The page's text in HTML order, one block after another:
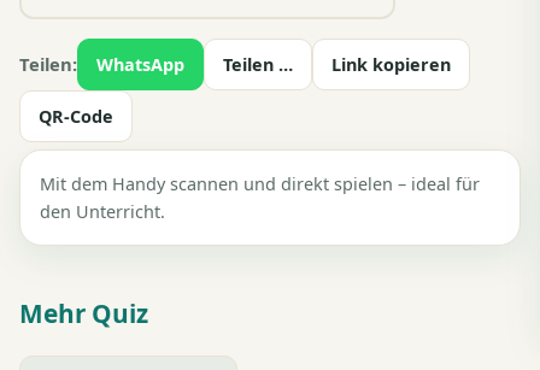
Teilen: WhatsApp Teilen … Link kopieren
QR-Code
Mit dem Handy scannen und direkt spielen – ideal für
den Unterricht.
Mehr Quiz